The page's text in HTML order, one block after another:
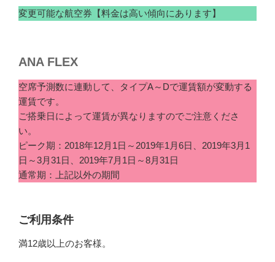
変更可能な航空券【料金は高い傾向にあります】
ANA FLEX
空席予測数に連動して、タイプA～Dで運賃額が変動する
運賃です。
ご搭乗日によって運賃が異なりますのでご注意くださ
い。
ピーク期：2018年12月1日～2019年1月6日、2019年3月1
日～3月31日、2019年7月1日～8月31日
通常期：上記以外の期間
ご利用条件
満12歳以上のお客様。